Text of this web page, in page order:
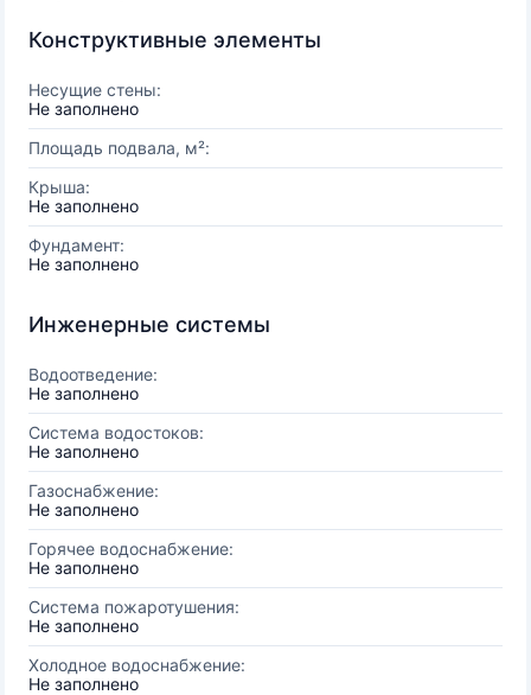
Конструктивные элементы
Несущие стены:
Не заполнено
Площадь подвала, м²:
Крыша:
Не заполнено
Фундамент:
Не заполнено
Инженерные системы
Водоотведение:
Не заполнено
Система водостоков:
Не заполнено
Газоснабжение:
Не заполнено
Горячее водоснабжение:
Не заполнено
Система пожаротушения:
Не заполнено
Холодное водоснабжение:
Не заполнено